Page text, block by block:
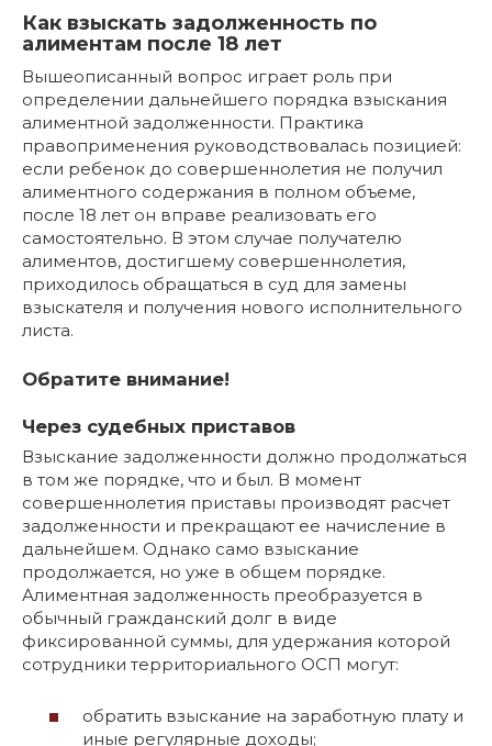
Как взыскать задолженность по
алиментам после 18 лет
Вышеописанный вопрос играет роль при
определении дальнейшего порядка взыскания
алиментной задолженности. Практика
правоприменения руководствовалась позицией:
если ребенок до совершеннолетия не получил
алиментного содержания в полном объеме,
после 18 лет он вправе реализовать его
самостоятельно. В этом случае получателю
алиментов, достигшему совершеннолетия,
приходилось обращаться в суд для замены
взыскателя и получения нового исполнительного
листа.
Обратите внимание!
Через судебных приставов
Взыскание задолженности должно продолжаться
в том же порядке, что и был. В момент
совершеннолетия приставы производят расчет
задолженности и прекращают ее начисление в
дальнейшем. Однако само взыскание
продолжается, но уже в общем порядке.
Алиментная задолженность преобразуется в
обычный гражданский долг в виде
фиксированной суммы, для удержания которой
сотрудники территориального ОСП могут:
обратить взыскание на заработную плату и
иные регулярные доходы;